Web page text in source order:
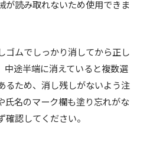
が読み取れないため使用できま
ゴムでしっかり消してから正し
中途半端に消えていると複数選
るため、消し残しがないよう注
氏名のマーク欄も塗り忘れがな
認してください。